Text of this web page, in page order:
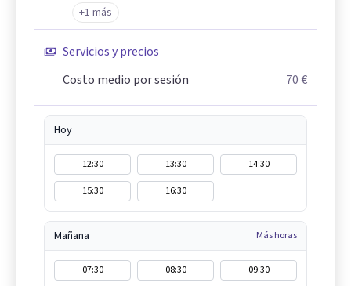
+1 más
Servicios y precios
Costo medio por sesión
70 €
Hoy
12:30 13:30
14:30
15:30
16:30
Mañana Más horas
07:30 08:30 09:30